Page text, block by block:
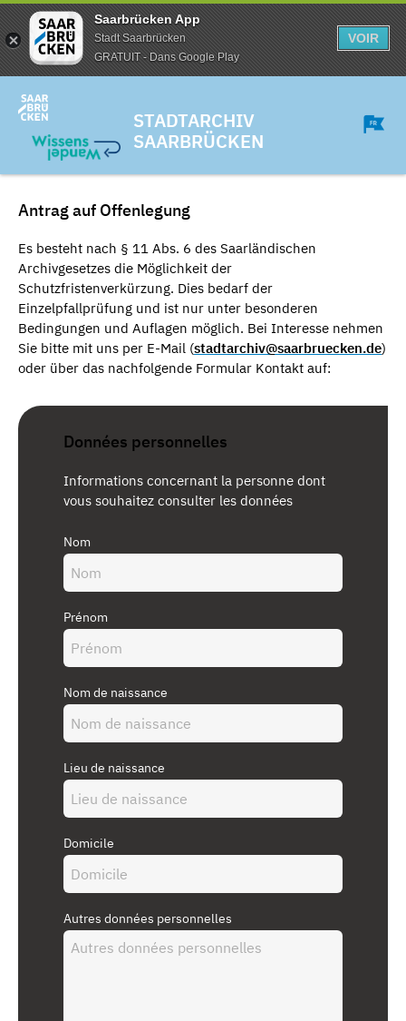
Saarbrücken App
Stadt Saarbrücken
GRATUIT - Dans Google Play
VOIR
STADTARCHIV
SAARBRÜCKEN
Antrag auf Offenlegung
Es besteht nach § 11 Abs. 6 des Saarländischen
Archivgesetzes die Möglichkeit der
Schutzfristenverkürzung. Dies bedarf der
Einzelpfallprüfung und ist nur unter besonderen
Bedingungen und Auflagen möglich. Bei Interesse nehmen
Sie bitte mit uns per E-Mail (stadtarchiv@saarbruecken.de)
oder über das nachfolgende Formular Kontakt auf:
Données personnelles
Informations concernant la personne dont
vous souhaitez consulter les données
Nom
Prénom
Nom de naissance
Lieu de naissance
Domicile
Autres données personnelles